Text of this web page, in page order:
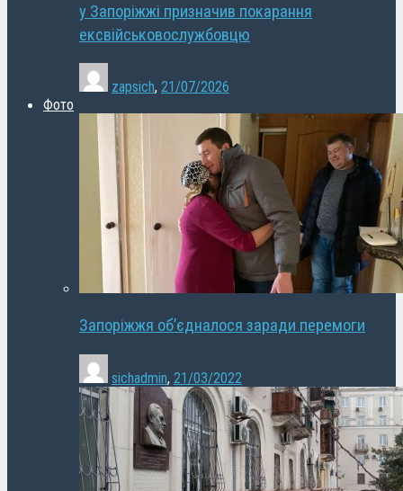
у Запоріжжі призначив покарання
ексвійськовослужбовцю
zapsich, 21/07/2026
Фото
Запоріжжя об’єдналося заради перемоги
sichadmin, 21/03/2022